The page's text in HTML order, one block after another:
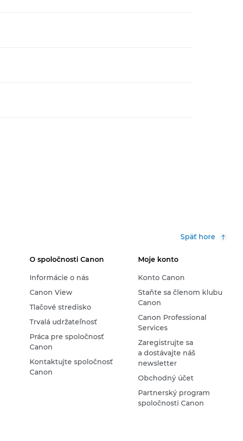
Späť hore
O spoločnosti Canon
Informácie o nás
Canon View
Tlačové stredisko
Trvalá udržateľnosť
Práca pre spoločnosť
Canon
Kontaktujte spoločnosť
Canon
Moje konto
Konto Canon
Staňte sa členom klubu
Canon
Canon Professional
Services
Zaregistrujte sa
a dostávajte náš
newsletter
Obchodný účet
Partnerský program
spoločnosti Canon